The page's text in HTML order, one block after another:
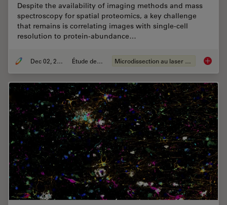
Despite the availability of imaging methods and mass
spectroscopy for spatial proteomics, a key challenge
that remains is correlating images with single-cell
resolution to protein-abundance…
Dec 02, 2024 Étude de cas Microdissection au laser (LMD) Deep